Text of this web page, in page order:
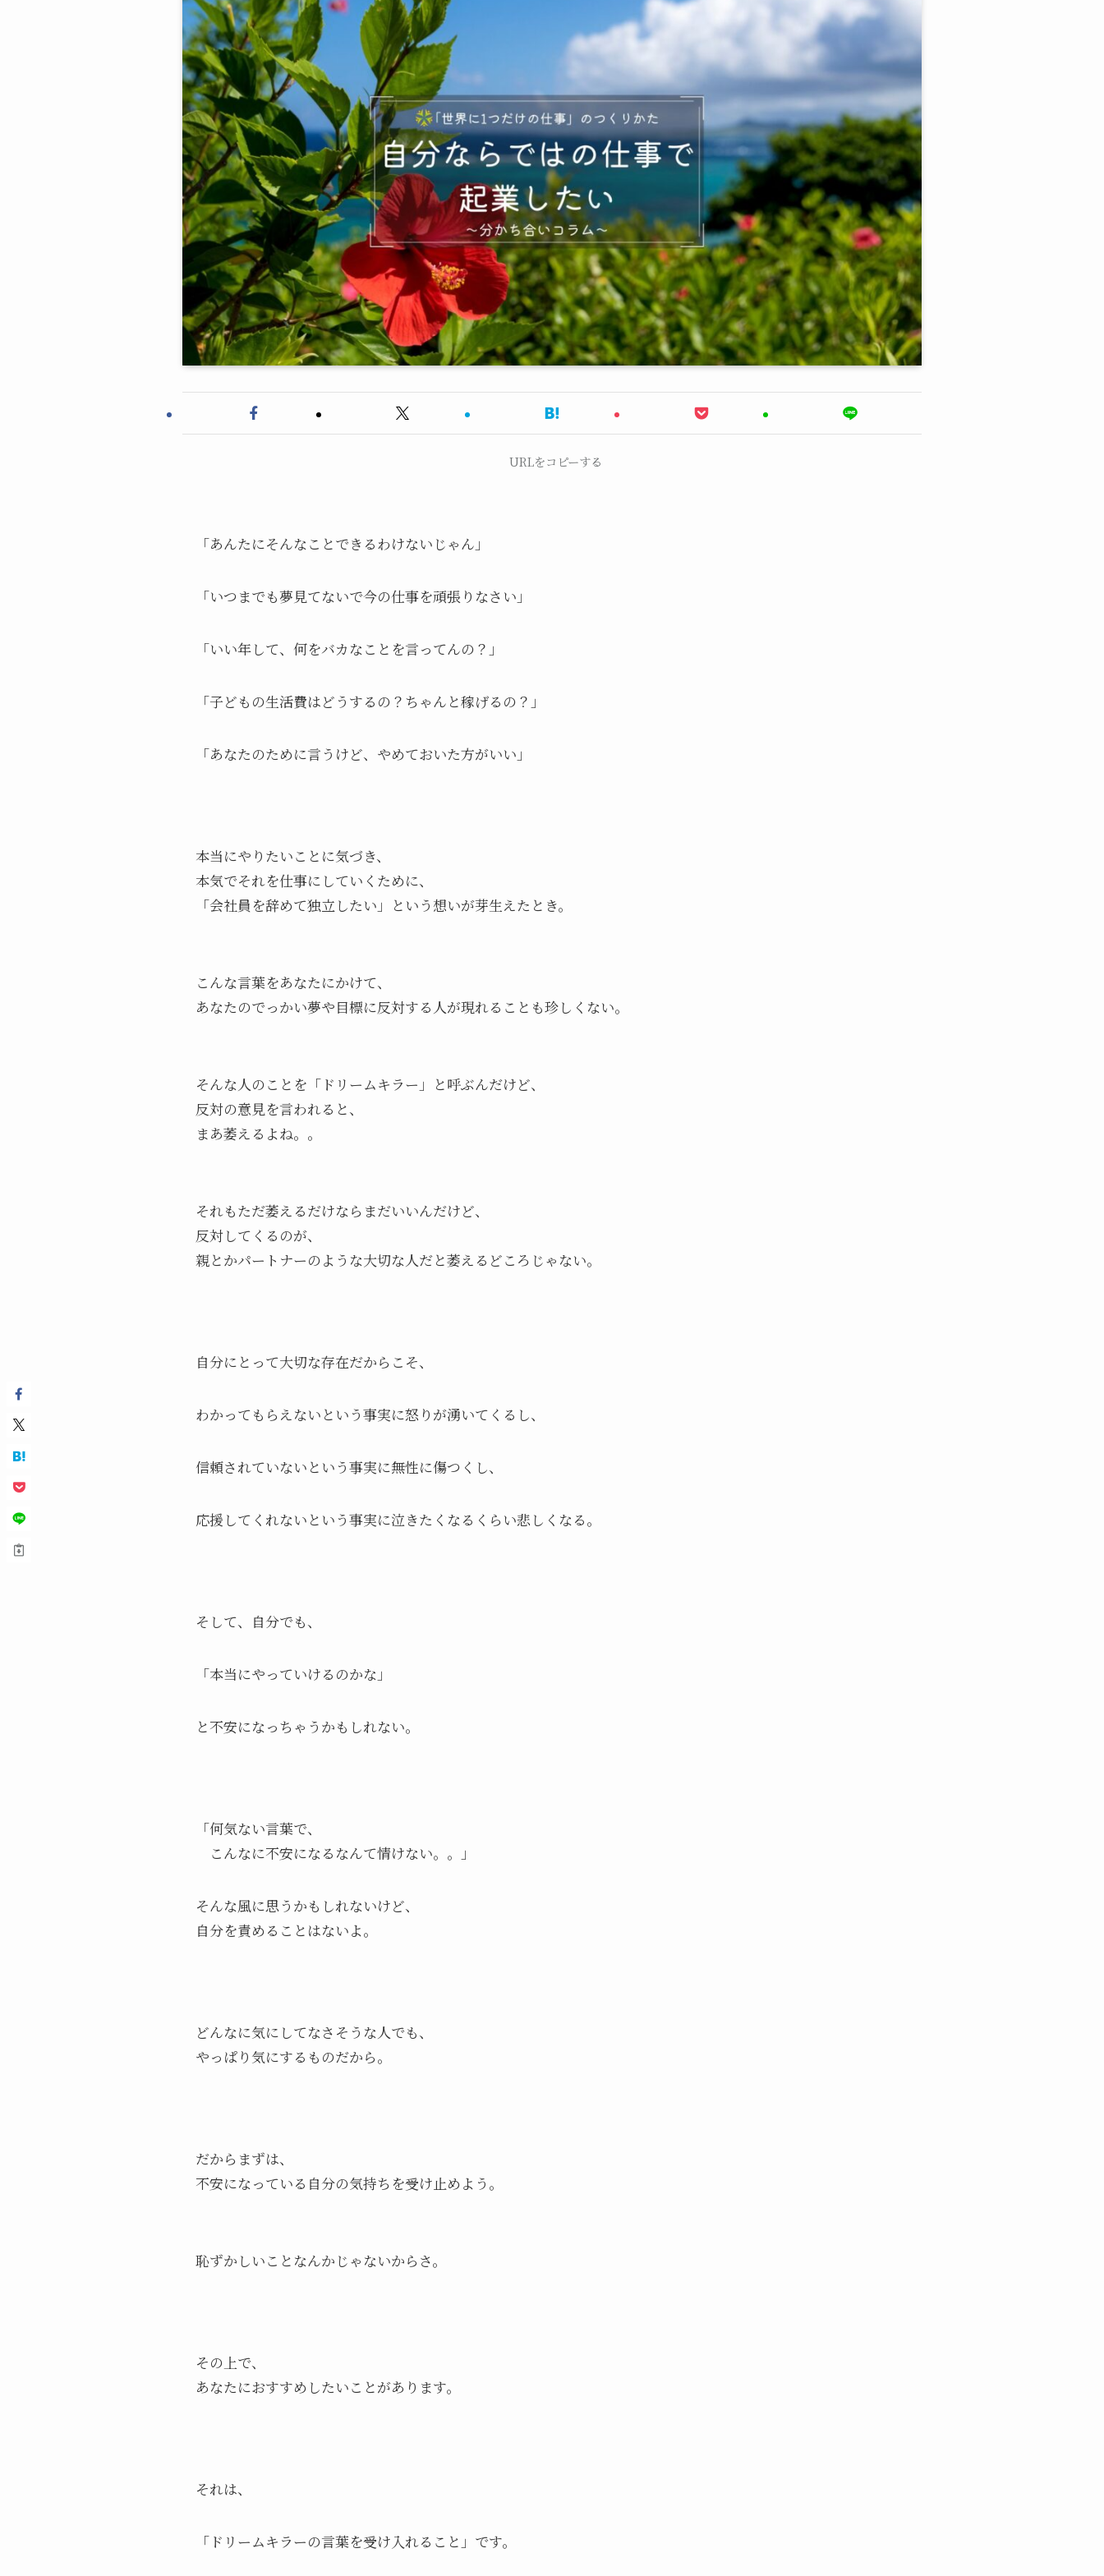
URLをコピーする
「あんたにそんなことできるわけないじゃん」
「いつまでも夢見てないで今の仕事を頑張りなさい」
「いい年して、何をバカなことを言ってんの？」
「子どもの生活費はどうするの？ちゃんと稼げるの？」
「あなたのために言うけど、やめておいた方がいい」
本当にやりたいことに気づき、
本気でそれを仕事にしていくために、
「会社員を辞めて独立したい」という想いが芽生えたとき。
こんな言葉をあなたにかけて、
あなたのでっかい夢や目標に反対する人が現れることも珍しくない。
そんな人のことを「ドリームキラー」と呼ぶんだけど、
反対の意見を言われると、
まあ萎えるよね。。
それもただ萎えるだけならまだいいんだけど、
反対してくるのが、
親とかパートナーのような大切な人だと萎えるどころじゃない。
自分にとって大切な存在だからこそ、
わかってもらえないという事実に怒りが湧いてくるし、
信頼されていないという事実に無性に傷つくし、
応援してくれないという事実に泣きたくなるくらい悲しくなる。
そして、自分でも、
「本当にやっていけるのかな」
と不安になっちゃうかもしれない。
「何気ない言葉で、
こんなに不安になるなんて情けない。。」
そんな風に思うかもしれないけど、
自分を責めることはないよ。
どんなに気にしてなさそうな人でも、
やっぱり気にするものだから。
だからまずは、
不安になっている自分の気持ちを受け止めよう。
恥ずかしいことなんかじゃないからさ。
その上で、
あなたにおすすめしたいことがあります。
それは、
「ドリームキラーの言葉を受け入れること」です。